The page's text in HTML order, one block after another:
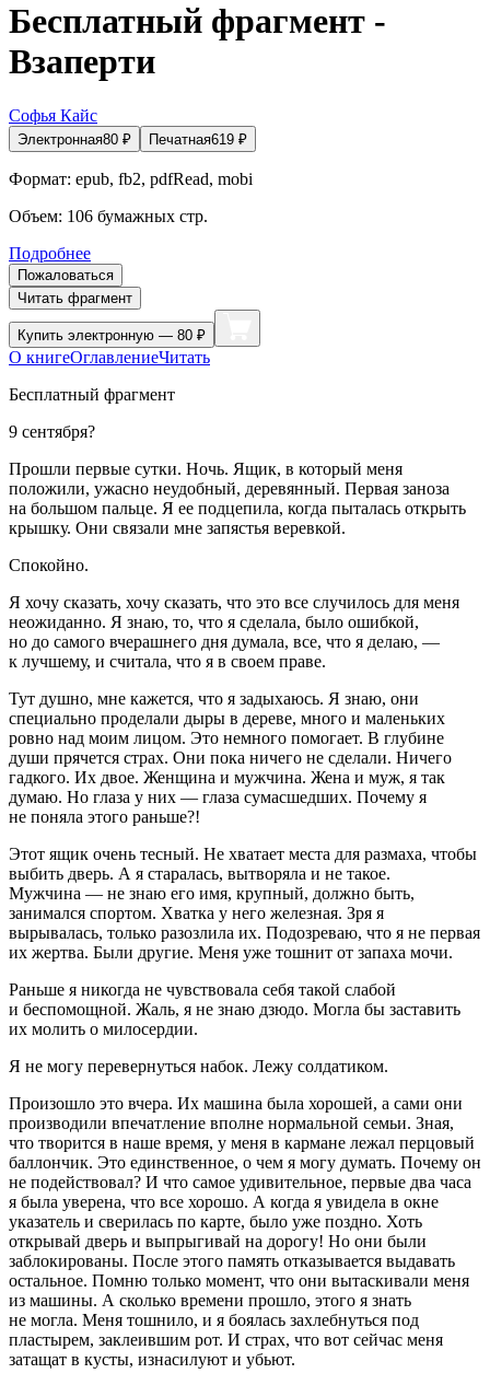
Бесплатный фрагмент -
Взаперти
Софья Кайс
Электронная80 ₽ Печатная619 ₽
Формат: epub, fb2, pdfRead, mobi
Объем: 106 бумажных стр.
Подробнее
Пожаловаться
Читать фрагмент
Купить электронную — 80 ₽
О книгеОглавлениеЧитать
Бесплатный фрагмент
9 сентября?
Прошли первые сутки. Ночь. Ящик, в который меня
положили, ужасно неудобный, деревянный. Первая заноза
на большом пальце. Я ее подцепила, когда пыталась открыть
крышку. Они связали мне запястья веревкой.
Спокойно.
Я хочу сказать, хочу сказать, что это все случилось для меня
неожиданно. Я знаю, то, что я сделала, было ошибкой,
но до самого вчерашнего дня думала, все, что я делаю, —
к лучшему, и считала, что я в своем праве.
Тут душно, мне кажется, что я задыхаюсь. Я знаю, они
специально проделали дыры в дереве, много и маленьких
ровно над моим лицом. Это немного помогает. В глубине
души прячется страх. Они пока ничего не сделали. Ничего
гадкого. Их двое. Женщина и мужчина. Жена и муж, я так
думаю. Но глаза у них — глаза сумасшедших. Почему я
не поняла этого раньше?!
Этот ящик очень тесный. Не хватает места для размаха, чтобы
выбить дверь. А я старалась, вытворяла и не такое.
Мужчина — не знаю его имя, крупный, должно быть,
занимался спортом. Хватка у него железная. Зря я
вырывалась, только разозлила их. Подозреваю, что я не первая
их жертва. Были другие. Меня уже тошнит от запаха мочи.
Раньше я никогда не чувствовала себя такой слабой
и беспомощной. Жаль, я не знаю дзюдо. Могла бы заставить
их молить о милосердии.
Я не могу перевернуться набок. Лежу солдатиком.
Произошло это вчера. Их машина была хорошей, а сами они
производили впечатление вполне нормальной семьи. Зная,
что творится в наше время, у меня в кармане лежал перцовый
баллончик. Это единственное, о чем я могу думать. Почему он
не подействовал? И что самое удивительное, первые два часа
я была уверена, что все хорошо. А когда я увидела в окне
указатель и сверилась по карте, было уже поздно. Хоть
открывай дверь и выпрыгивай на дорогу! Но они были
заблокированы. После этого память отказывается выдавать
остальное. Помню только момент, что они вытаскивали меня
из машины. А сколько времени прошло, этого я знать
не могла. Меня тошнило, и я боялась захлебнуться под
пластырем, заклеившим рот. И страх, что вот сейчас меня
затащат в кусты, изнасилуют и убьют.